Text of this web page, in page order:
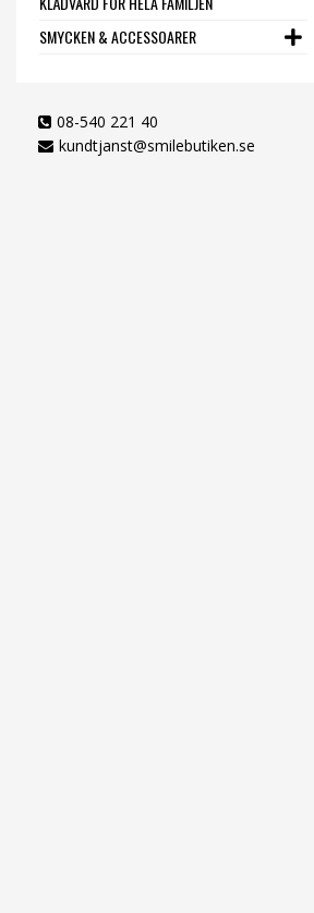
SMYCKEN & ACCESSOARER
08-540 221 40
kundtjanst@smilebutiken.se